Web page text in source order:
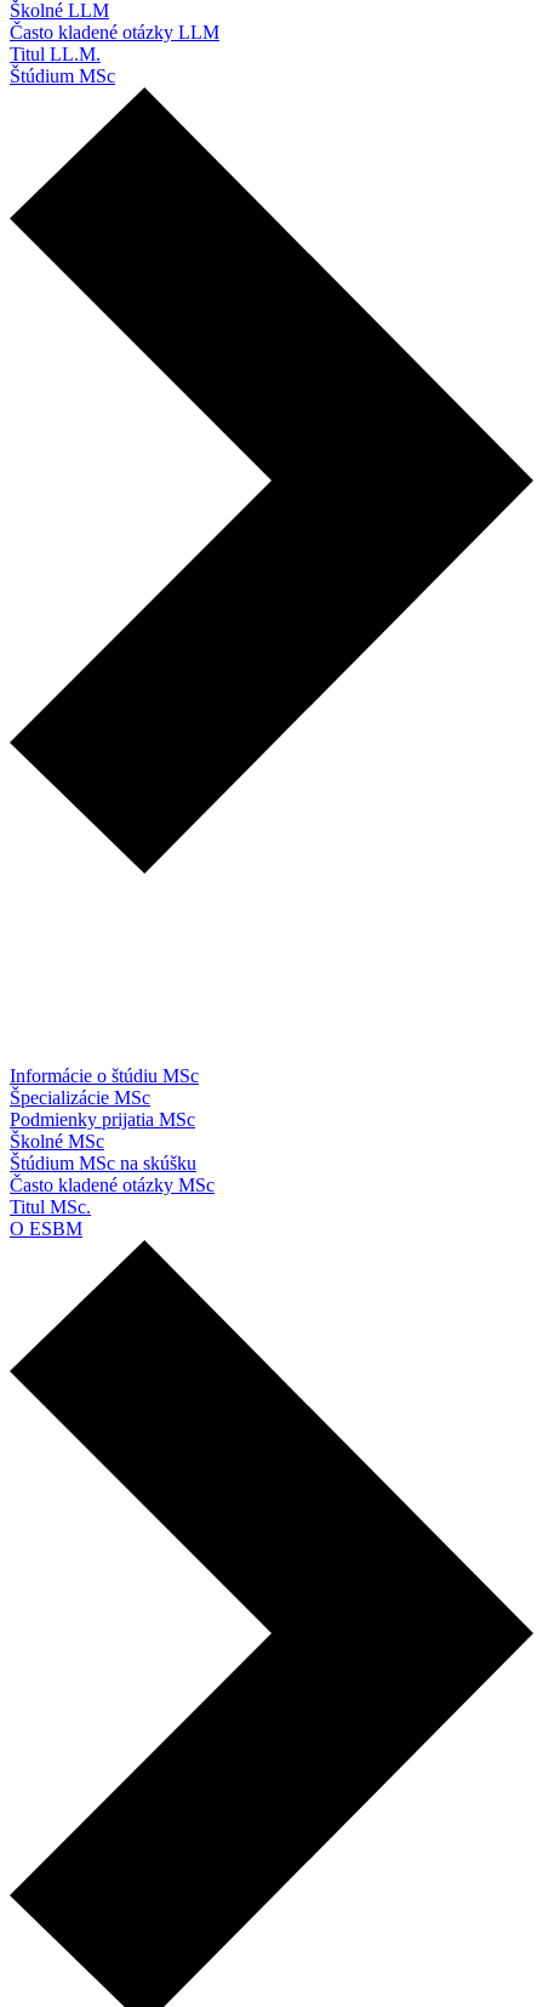
Školné LLM
Často kladené otázky LLM
Titul LL.M.
Štúdium MSc
Informácie o štúdiu MSc
Špecializácie MSc
Podmienky prijatia MSc
Školné MSc
Štúdium MSc na skúšku
Často kladené otázky MSc
Titul MSc.
O ESBM